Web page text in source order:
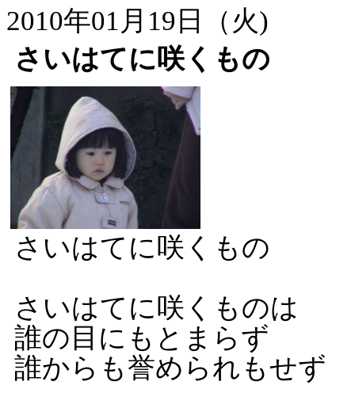
2010年01月19日（火)
さいはてに咲くもの
さいはてに咲くもの
さいはてに咲くものは
誰の目にもとまらず
誰からも誉められもせず